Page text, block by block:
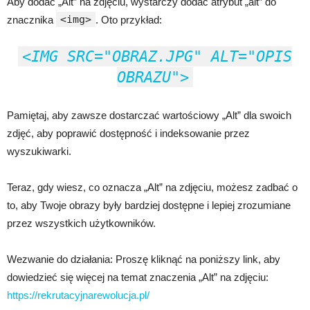
znacznika <img> . Oto przykład:
<IMG SRC="OBRAZ.JPG" ALT="OPIS
OBRAZU">
Pamiętaj, aby zawsze dostarczać wartościowy „Alt” dla swoich
zdjęć, aby poprawić dostępność i indeksowanie przez
wyszukiwarki.
Teraz, gdy wiesz, co oznacza „Alt” na zdjęciu, możesz zadbać o
to, aby Twoje obrazy były bardziej dostępne i lepiej zrozumiane
przez wszystkich użytkowników.
Wezwanie do działania: Proszę kliknąć na poniższy link, aby
dowiedzieć się więcej na temat znaczenia „Alt” na zdjęciu:
https://rekrutacyjnarewolucja.pl/